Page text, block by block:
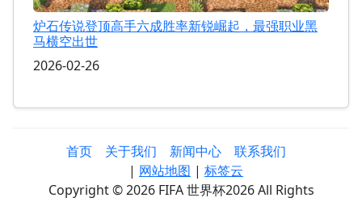
炉石传说登顶高手六成胜率新锐崛起，最强职业黑
马横空出世
2026-02-26
首页 关于我们 新闻中心
联系我们
| 网站地图 | 标签云
Copyright © 2026 FIFA 世界杯2026 All Rights